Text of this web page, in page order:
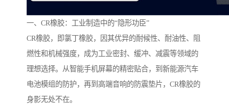
一、CR橡胶：工业制造中的“隐形功臣”
CR橡胶，即氯丁橡胶，因其优异的耐候性、耐油性、阻
燃性和机械强度，成为工业密封、缓冲、减震等领域的
理想选择。从智能手机屏幕的精密贴合，到新能源汽车
电池模组的防护，再到高端音响的防震垫片，CR橡胶的
身影无处不在。